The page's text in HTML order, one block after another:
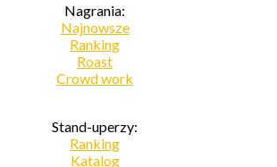
Nagrania:
Najnowsze
Ranking
Roast
Crowd work
Stand-uperzy:
Ranking
Katalog